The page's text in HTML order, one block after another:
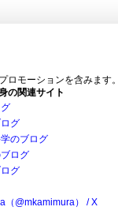
ロモーションを含みます。
の関連サイト
グ
のブログ
ログ
グ
（@mkamimura） / X